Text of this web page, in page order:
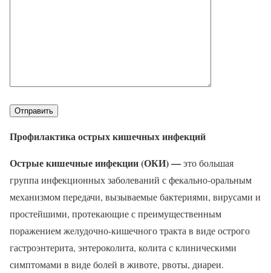
Профилактика острых кишечных инфекций
Острые кишечные инфекции (ОКИ) —это большая
группа инфекционных заболеваний с фекально-оральным
механизмом передачи, вызываемые бактериями, вирусами и
простейшими, протекающие с преимущественным
поражением желудочно-кишечного тракта в виде острого
гастроэнтерита, энтероколита, колита с клиническими
симптомами в виде болей в животе, рвоты, диареи.